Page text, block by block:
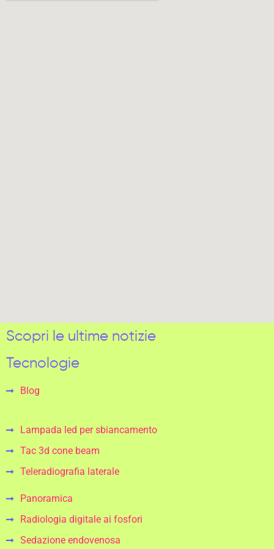
Scopri le ultime notizie
Tecnologie
Blog
Lampada led per sbiancamento
Tac 3d cone beam
Teleradiografia laterale
Panoramica
Radiologia digitale ai fosfori
Sedazione endovenosa